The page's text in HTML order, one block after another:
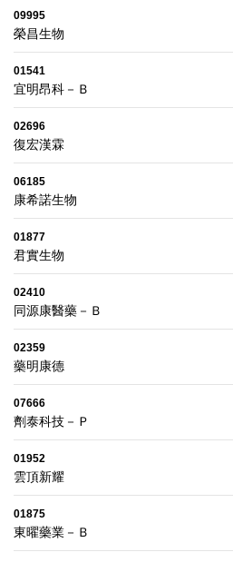
09995
榮昌生物
01541
宜明昂科－Ｂ
02696
復宏漢霖
06185
康希諾生物
01877
君實生物
02410
同源康醫藥－Ｂ
02359
藥明康德
07666
劑泰科技－Ｐ
01952
雲頂新耀
01875
東曜藥業－Ｂ